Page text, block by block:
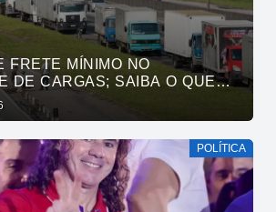
FRETE MÍNIMO NO
DE CARGAS; SAIBA O QUE
POLÍTICA